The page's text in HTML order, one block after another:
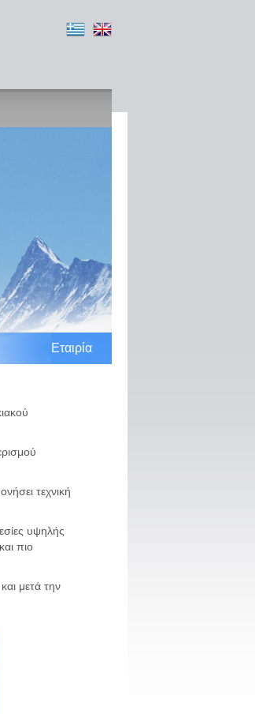
Εταιρία
τεχνική
υψηλής
πιο
μετά την